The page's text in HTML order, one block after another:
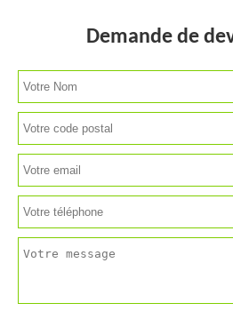
Demande de